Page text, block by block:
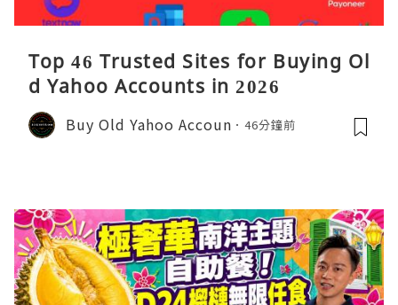
Top 46 Trusted Sites for Buying Ol
d Yahoo Accounts in 2026
Buy Old Yahoo Accoun 46分鐘前